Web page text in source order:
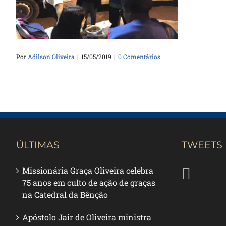
Por Adilson Oliveira | 15/05/2019 | 0 Comentários
ÚLTIMAS
Missionária Graça Oliveira celebra
75 anos em culto de ação de graças
na Catedral da Bênção
Apóstolo Jair de Oliveira ministra
TWEETS